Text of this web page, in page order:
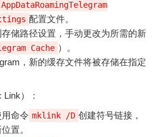
配置文件。
储路径设置，手动更改为所需的新
Cache ）。
，新的缓存文件将被存储在指定
）：
命令 mklink /D 创建符号链接，
置。